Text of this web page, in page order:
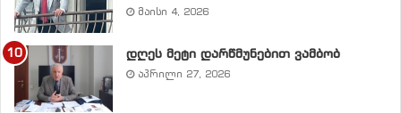
ჩვენ, ასევე ვთავაზობთ პოლიტიკურ პარტიებს,
ვიფიქროთ ეროვნული თანხმობის ხელისუფლებაზე –
დარბაისელ, გაწონასწორებულ და სახელმწიფო
აზროვნების პროფესიონალთა ხელისუფლებაზე.
მაისი 4, 2026
დღეს მეტი დარწმუნებით ვამბობ
აპრილი 27, 2026